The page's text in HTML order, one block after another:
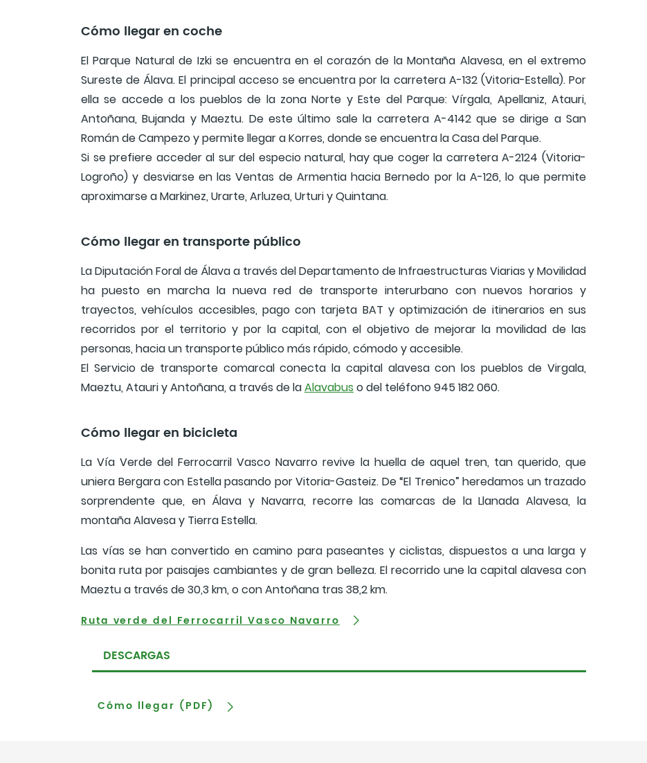
Cómo llegar en coche
El Parque Natural de Izki se encuentra en el corazón de la Montaña Alavesa, en el extremo
Sureste de Álava. El principal acceso se encuentra por la carretera A-132 (Vitoria-Estella). Por
ella se accede a los pueblos de la zona Norte y Este del Parque: Vírgala, Apellaniz, Atauri,
Antoñana, Bujanda y Maeztu. De este último sale la carretera A-4142 que se dirige a San
Román de Campezo y permite llegar a Korres, donde se encuentra la Casa del Parque.
Si se prefiere acceder al sur del especio natural, hay que coger la carretera A-2124 (Vitoria-
Logroño) y desviarse en las Ventas de Armentia hacia Bernedo por la A-126, lo que permite
aproximarse a Markinez, Urarte, Arluzea, Urturi y Quintana.
Cómo llegar en transporte público
La Diputación Foral de Álava a través del Departamento de Infraestructuras Viarias y Movilidad
ha puesto en marcha la nueva red de transporte interurbano con nuevos horarios y
trayectos, vehículos accesibles, pago con tarjeta BAT y optimización de itinerarios en sus
recorridos por el territorio y por la capital, con el objetivo de mejorar la movilidad de las
personas, hacia un transporte público más rápido, cómodo y accesible.
El Servicio de transporte comarcal conecta la capital alavesa con los pueblos de Virgala,
Maeztu, Atauri y Antoñana, a través de laAlavabus o del teléfono 945 182 060.
Cómo llegar en bicicleta
La Vía Verde del Ferrocarril Vasco Navarro revive la huella de aquel tren, tan querido, que
uniera Bergara con Estella pasando por Vitoria-Gasteiz. De “El Trenico” heredamos un trazado
sorprendente que, en Álava y Navarra, recorre las comarcas de la Llanada Alavesa, la
montaña Alavesa y Tierra Estella.
Las vías se han convertido en camino para paseantes y ciclistas, dispuestos a una larga y
bonita ruta por paisajes cambiantes y de gran belleza. El recorrido une la capital alavesa con
Maeztu a través de 30,3 km, o con Antoñana tras 38,2 km.
Ruta verde del Ferrocarril Vasco Navarro
DESCARGAS
Cómo llegar (PDF)